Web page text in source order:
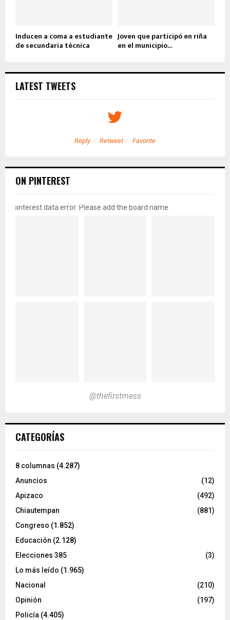
Inducen a coma a estudiante
de secundaria técnica
Joven que participó en riña
en el municipio...
LATEST TWEETS
Reply Retweet Favorite
ON PINTEREST
pinterest data error: Please add the board name
@thefirstmess
CATEGORÍAS
8 columnas (4.287)
Anuncios
(12)
Apizaco
(492)
Chiautempan
(881)
Congreso (1.852)
Educación (2.128)
Elecciones 385
(3)
Lo más leído (1.965)
Nacional
(210)
Opinión
(197)
Policía (4.405)